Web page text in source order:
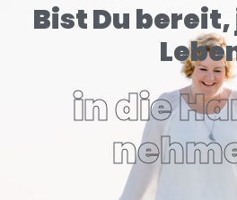
Bist Du
in die